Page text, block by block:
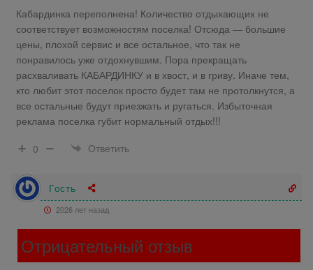
Кабардинка переполнена! Количество отдыхающих не
соответствует возможностям поселка! Отсюда — большие
цены, плохой сервис и все остальное, что так не
понравилось уже отдохнувшим. Пора прекращать
расхваливать КАБАРДИНКУ и в хвост, и в гриву. Иначе тем,
кто любит этот поселок просто будет там не протолкнутся, а
все остальные будут приезжать и ругаться. Избыточная
реклама поселка губит нормальный отдых!!!
0
Ответить
Гость
2026 лет назад
Отрицательный отзыв